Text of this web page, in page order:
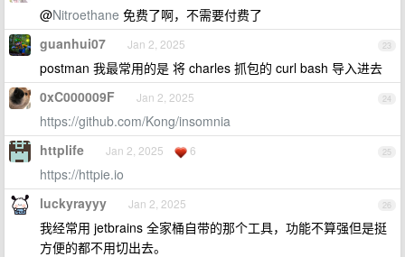
@Nitroethane 免费了啊，不需要付费了
23
guanhui07 Jan 2, 2025
postman 我最常用的是 将 charles 抓包的 curl bash 导入进去
24
0xC000009F Jan 2, 2025
https://github.com/Kong/insomnia
25
httplife Jan 2, 2025 6
https://httpie.io
26
luckyrayyy Jan 2, 2025
我经常用 jetbrains 全家桶自带的那个工具，功能不算强但是挺
方便的都不用切出去。